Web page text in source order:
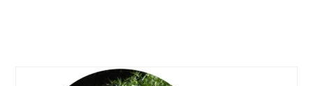
navigation